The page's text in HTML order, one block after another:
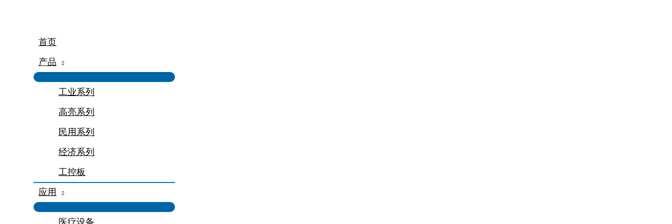
首页
产品
工业系列
高亮系列
民用系列
经济系列
工控板
应用
医疗设备